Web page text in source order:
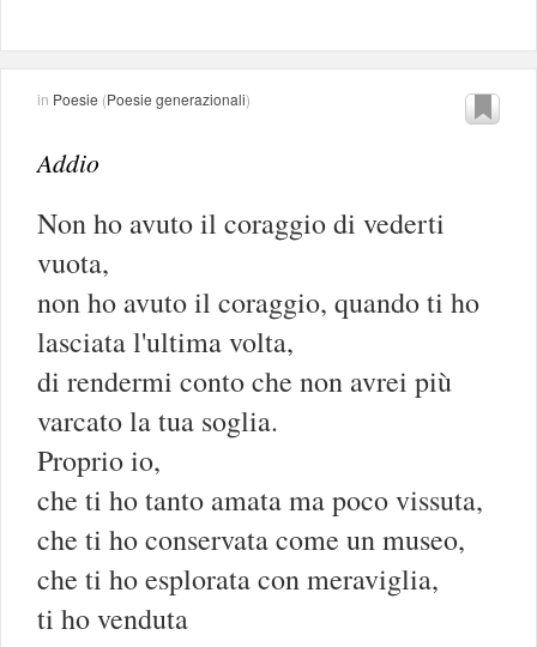
in Poesie (Poesie generazionali)
Addio
Non ho avuto il coraggio di vederti
vuota,
non ho avuto il coraggio, quando ti ho
lasciata l'ultima volta,
di rendermi conto che non avrei più
varcato la tua soglia.
Proprio io,
che ti ho tanto amata ma poco vissuta,
che ti ho conservata come un museo,
che ti ho esplorata con meraviglia,
ti ho venduta